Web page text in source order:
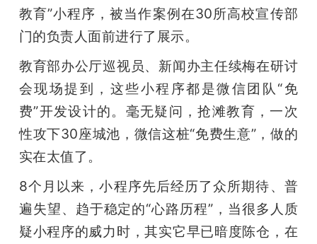
心
GAIR
题
爱
搞
教育”小程序，被当作案例在30所高校宣传部
门的负责人面前进行了展示。
教育部办公厅巡视员、新闻办主任续梅在研讨
会现场提到，这些小程序都是微信团队“免
费”开发设计的。毫无疑问，抢滩教育，一次
性攻下30座城池，微信这桩“免费生意”，做的
实在太值了。
8个月以来，小程序先后经历了众所期待、普
遍失望、趋于稳定的“心路历程”，当很多人质
疑小程序的威力时，其实它早已暗度陈仓，在